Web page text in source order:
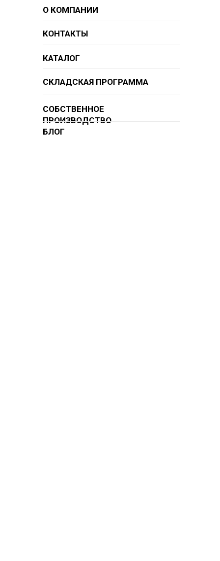
О КОМПАНИИ
СКЛАДСКАЯ ПРОГРАММА
СОБСТВЕННОЕ
ПРОИЗВОДСТВО
КАТАЛОГ
БЛОГ
КОНТАКТЫ